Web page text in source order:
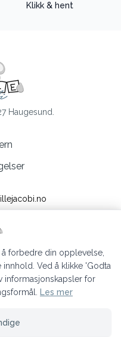
Klikk & hent
Haugesund.
forbedre din opplevelse,
Ved å klikke 'Godta
informasjonskapsler for
Les mer